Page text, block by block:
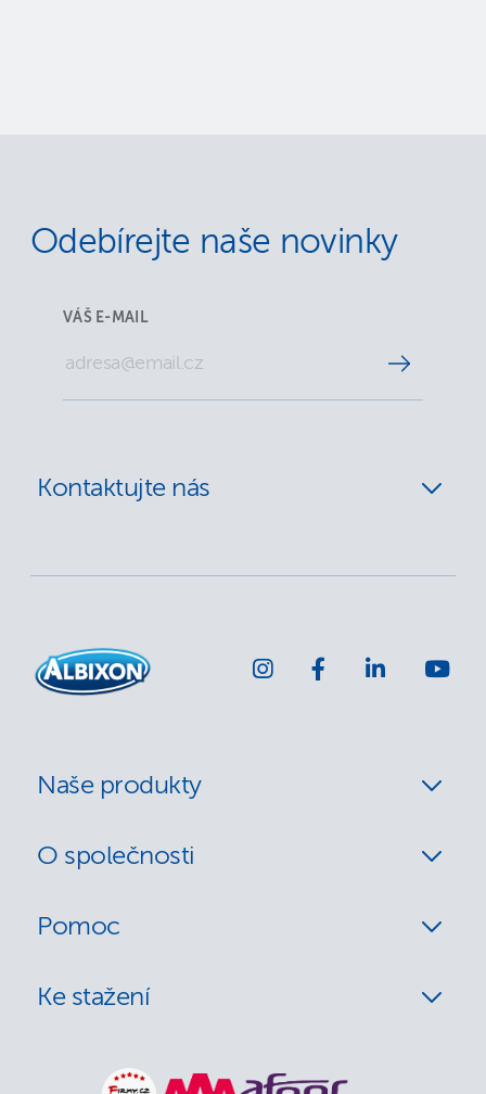
Odebírejte naše novinky
VÁŠ E-MAIL
Kontaktujte nás
Naše produkty
O společnosti
Pomoc
Ke stažení